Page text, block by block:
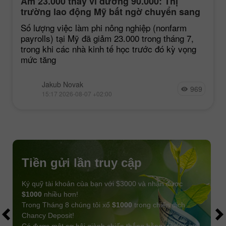
trường lao động Mỹ bất ngờ chuyển sang
tiêu cực
Số lượng việc làm phi nông nghiệp (nonfarm
payrolls) tại Mỹ đã giảm 23.000 trong tháng 7,
trong khi các nhà kinh tế học trước đó kỳ vọng
mức tăng
Jakub Novak
15:17 2026-08-07 +02:00 969
Tiền gửi lần truy cập
Ký quỹ tài khoản của bạn với $3000 và nhận được
$1000 nhiều hơn!
Trong Tháng 8 chúng tôi xổ $1000 trong chiến dịch
Chancy Deposit!